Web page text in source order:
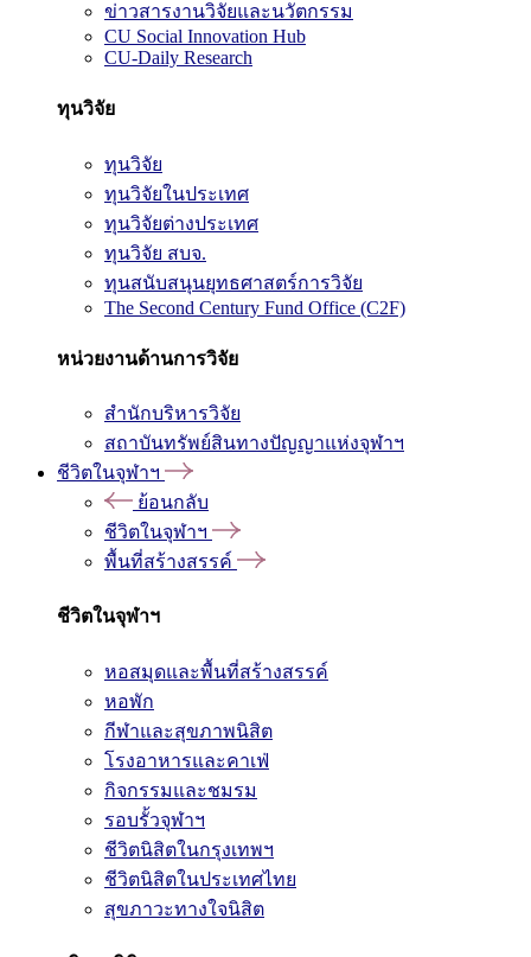
ข่าวสารงานวิจัยและนวัตกรรม
CU Social Innovation Hub
CU-Daily Research
ทุนวิจัย
ทุนวิจัย
ทุนวิจัยในประเทศ
ทุนวิจัยต่างประเทศ
ทุนวิจัย สบจ.
ทุนสนับสนุนยุทธศาสตร์การวิจัย
The Second Century Fund Office (C2F)
หน่วยงานด้านการวิจัย
สำนักบริหารวิจัย
สถาบันทรัพย์สินทางปัญญาแห่งจุฬาฯ
ชีวิตในจุฬาฯ
ย้อนกลับ
ชีวิตในจุฬาฯ
พื้นที่สร้างสรรค์
ชีวิตในจุฬาฯ
หอสมุดและพื้นที่สร้างสรรค์
หอพัก
กีฬาและสุขภาพนิสิต
โรงอาหารและคาเฟ่
กิจกรรมและชมรม
รอบรั้วจุฬาฯ
ชีวิตนิสิตในกรุงเทพฯ
ชีวิตนิสิตในประเทศไทย
สุขภาวะทางใจนิสิต